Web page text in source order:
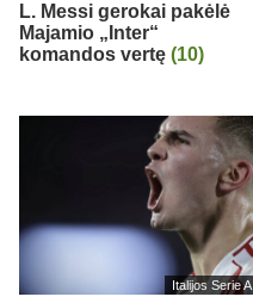
L. Messi gerokai pakėlė
Majamio „Inter“
komandos vertę (10)
Italijos Serie A